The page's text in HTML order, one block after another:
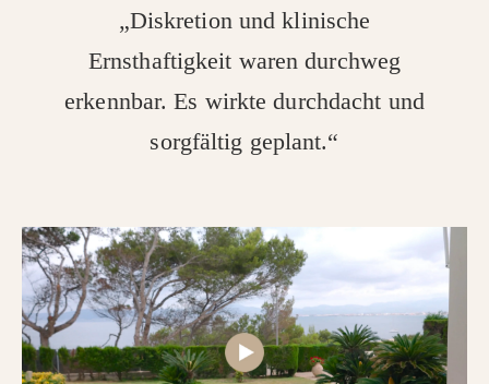
„Diskretion und klinische
Ernsthaftigkeit waren durchweg
erkennbar. Es wirkte durchdacht und
sorgfältig geplant.“